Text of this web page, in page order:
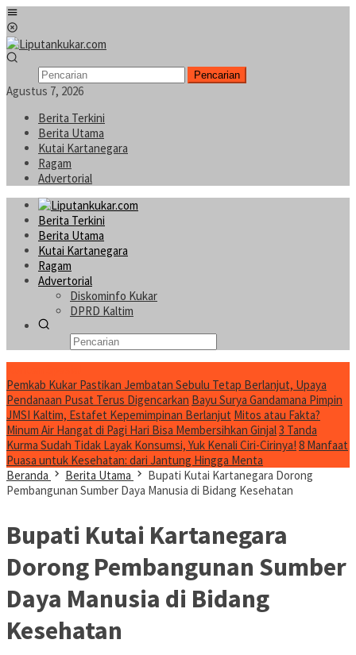
Loncat
ke
konten
Pencarian
Agustus 7, 2026
Berita Terkini
Berita Utama
Kutai Kartanegara
Ragam
Advertorial
Berita Terkini
Berita Utama
Kutai Kartanegara
Ragam
Advertorial
Diskominfo Kukar
DPRD Kaltim
Pemkab Kukar Pastikan Jembatan Sebulu Tetap Berlanjut, Upaya
Pendanaan Pusat Terus Digencarkan Bayu Surya Gandamana Pimpin
JMSI Kaltim, Estafet Kepemimpinan Berlanjut Mitos atau Fakta?
Minum Air Hangat di Pagi Hari Bisa Membersihkan Ginjal3 Tanda
Kurma Sudah Tidak Layak Konsumsi, Yuk Kenali Ciri-Cirinya! 8 Manfaat
Puasa untuk Kesehatan: dari Jantung Hingga Menta
Beranda
Berita Utama
Bupati Kutai Kartanegara Dorong
Pembangunan Sumber Daya Manusia di Bidang Kesehatan
Bupati Kutai Kartanegara
Dorong Pembangunan Sumber
Daya Manusia di Bidang
Kesehatan